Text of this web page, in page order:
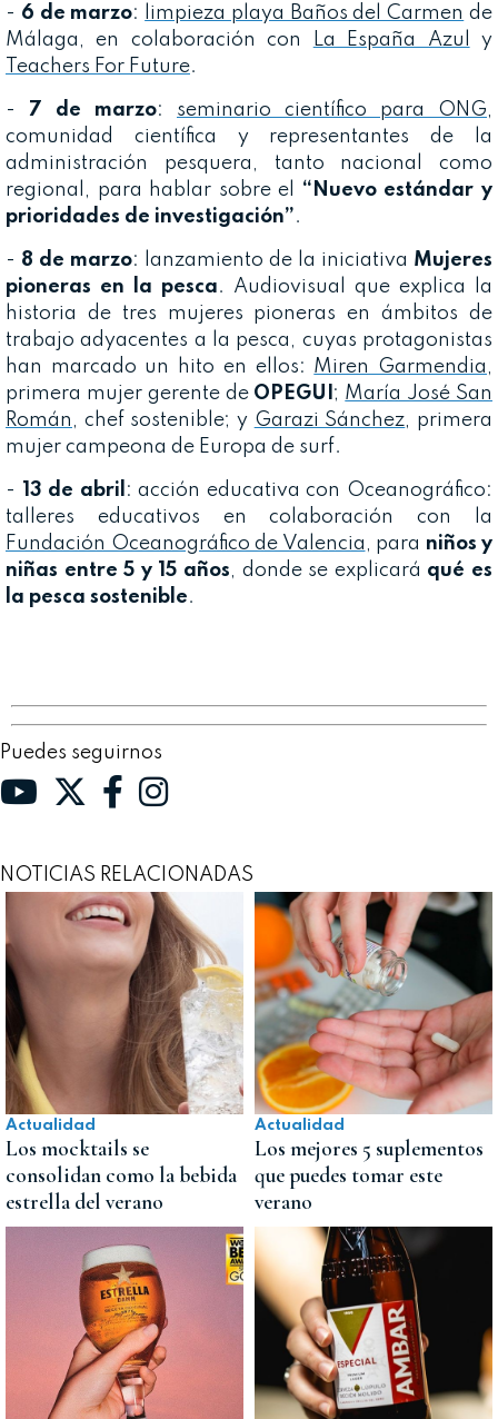
- 6 de marzo: limpieza playa Baños del Carmen de
Málaga, en colaboración con
La España Azul
y
Teachers For Future.
- 7 de marzo: seminario científico para ONG,
comunidad científica y representantes de la
administración pesquera, tanto nacional como
regional, para hablar sobre el “Nuevo estándar y
prioridades de investigación”.
- 8 de marzo: lanzamiento de la iniciativa Mujeres
pioneras en la pesca. Audiovisual que explica la
historia de tres mujeres pioneras en ámbitos de
trabajo adyacentes a la pesca, cuyas protagonistas
han marcado un hito en ellos: Miren Garmendia ,
primera mujer gerente de OPEGUI ; María José San
Román , chef sostenible; y Garazi Sánchez, primera
mujer campeona de Europa de surf.
- 13 de abril : acción educativa con Oceanográfico:
talleres educativos en colaboración con la
Fundación Oceanográfico de Valencia , para niños y
niñas entre 5 y 15 años, donde se explicará qué es
la pesca sostenible.
Puedes seguirnos
NOTICIAS RELACIONADAS
Actualidad
Los mocktails se
consolidan como la bebida
estrella del verano
Actualidad
Los mejores 5 suplementos
que puedes tomar este
verano